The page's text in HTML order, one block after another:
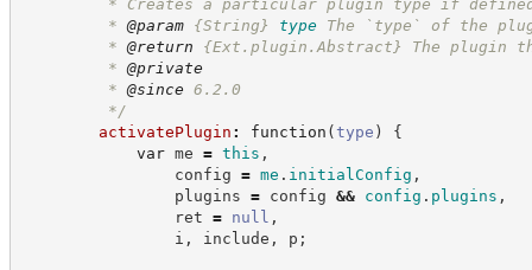
* Creates a particular plugin type if defined
* @param {String} type
The `type` of the
* @return {Ext.plugin.Abstract}
The plugin
* @private
* @since 6.2.0
*/
activatePlugin : function (type )
{
var me = this ,
config = me . initialConfig ,
plugins = config && config . plugins ,
ret = null ,
i , include , p ;